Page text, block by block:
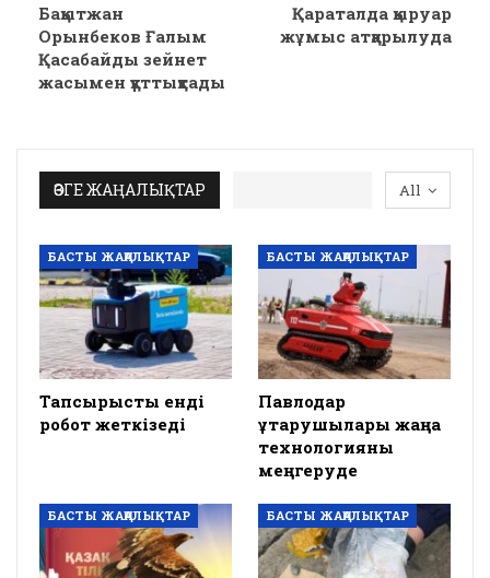
Бақытжан
Орынбеков Ғалым
Қасабайды зейнет
жасымен құттықтады
Қараталда қыруар
жұмыс атқарылуда
All
ӨЗГЕ ЖАҢАЛЫҚТАР
БАСТЫ ЖАҢАЛЫҚТАР
Тапсырысты енді
робот жеткізеді
БАСТЫ ЖАҢАЛЫҚТАР
Павлодар
құтқарушылары жаңа
технологияны
меңгеруде
БАСТЫ ЖАҢАЛЫҚТАР БАСТЫ ЖАҢАЛЫҚТАР